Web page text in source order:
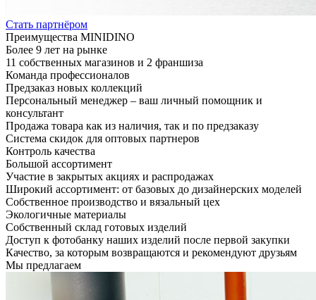
Стать партнёром
Преимущества MINIDINO
Более 9 лет на рынке
11 собственных магазинов и 2 франшиза
Команда профессионалов
Предзаказ новых коллекций
Персональный менеджер – ваш личный помощник и
консультант
Продажа товара как из наличия, так и по предзаказу
Система скидок для оптовых партнеров
Контроль качества
Большой ассортимент
Участие в закрытых акциях и распродажах
Широкий ассортимент: от базовых до дизайнерских моделей
Собственное производство и вязальный цех
Экологичные материалы
Собственный склад готовых изделий
Доступ к фотобанку наших изделий после первой закупки
Качество, за которым возвращаются и рекомендуют друзьям
Мы предлагаем